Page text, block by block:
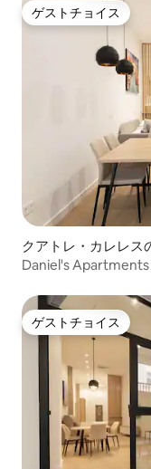
ゲストチョイス
ゲストチョイス
クアトレ・カレレス
Daniel's
ゲストチョイス
ゲストチョイス